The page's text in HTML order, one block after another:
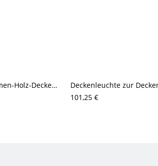
Schlichte Blumen-Holz-Deckenwandleuchte mit 2 Leuchten für den Wohnbereich
101,25 €